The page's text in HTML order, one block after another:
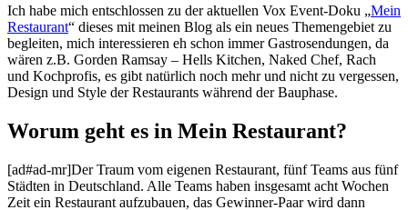
Ich habe mich entschlossen zu der aktuellen Vox Event-Doku „Mein
Restaurant“ dieses mit meinen Blog als ein neues Themengebiet zu
begleiten, mich interessieren eh schon immer Gastrosendungen, da
wären z.B. Gorden Ramsay – Hells Kitchen, Naked Chef, Rach
und Kochprofis, es gibt natürlich noch mehr und nicht zu vergessen,
Design und Style der Restaurants während der Bauphase.
Worum geht es in Mein Restaurant?
[ad#ad-mr]Der Traum vom eigenen Restaurant, fünf Teams aus fünf
Städten in Deutschland. Alle Teams haben insgesamt acht Wochen
Zeit ein Restaurant aufzubauen, das Gewinner-Paar wird dann